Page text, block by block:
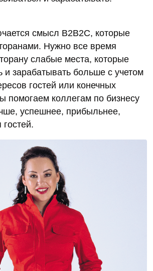
смысл В2В2C, которые
Нужно все время
слабые места, которые
и зарабатывать больше c учетом
гостей или конечных
помогаем коллегам по бизнесу
успешнее, прибыльнее,